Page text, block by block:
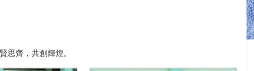
齊，共創輝煌。